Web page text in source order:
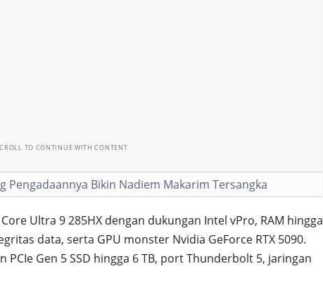
TO CONTINUE WITH CONTENT
Pengadaannya Bikin Nadiem Makarim Tersangka
Ultra 9 285HX dengan dukungan Intel vPro, RAM hingga
data, serta GPU monster Nvidia GeForce RTX 5090.
Gen 5 SSD hingga 6 TB, port Thunderbolt 5, jaringan